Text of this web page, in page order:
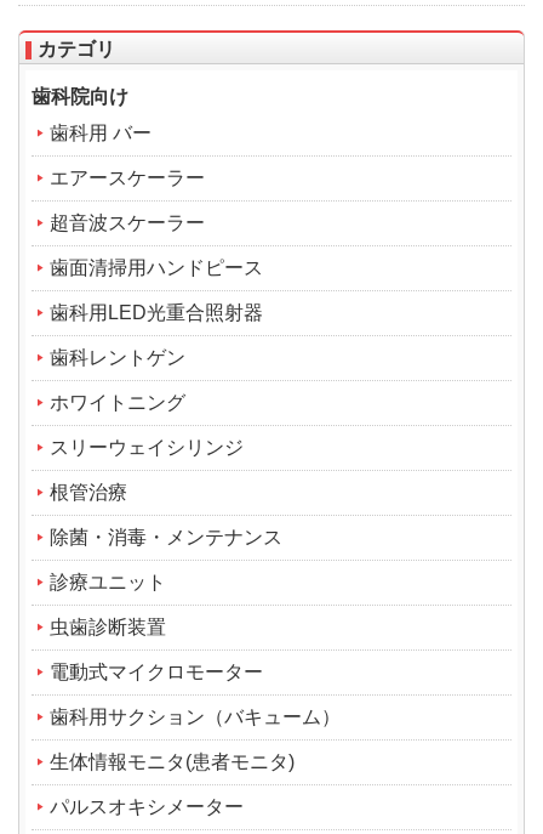
カテゴリ
歯科院向け
歯科用 バー
エアースケーラー
超音波スケーラー
歯面清掃用ハンドピース
歯科用LED光重合照射器
歯科レントゲン
ホワイトニング
スリーウェイシリンジ
根管治療
除菌・消毒・メンテナンス
診療ユニット
虫歯診断装置
電動式マイクロモーター
歯科用サクション（バキューム）
生体情報モニタ(患者モニタ)
パルスオキシメーター